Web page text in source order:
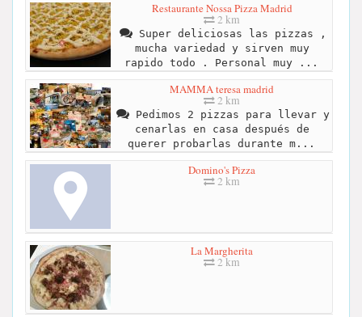
Restaurante Nossa Pizza Madrid
2 km
Super deliciosas las pizzas ,
mucha variedad y sirven muy
rapido todo . Personal muy ...
MAMMA teresa madrid
2 km
Pedimos 2 pizzas para llevar y
cenarlas en casa después de
querer probarlas durante m...
Domino's Pizza
2 km
La Margherita
2 km